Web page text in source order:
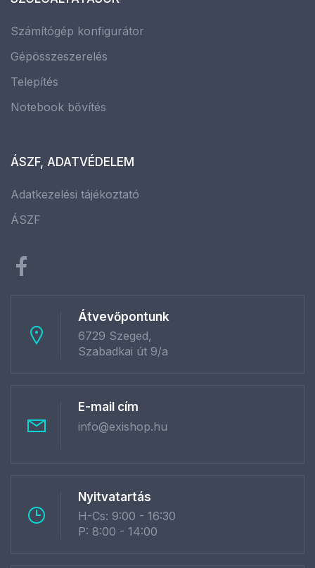
Számítógép konfigurátor
Gépösszeszerelés
Telepítés
Notebook bővítés
ÁSZF, ADATVÉDELEM
Adatkezelési tájékoztató
ÁSZF
Átvevőpontunk
6729 Szeged,
Szabadkai út 9/a
E-mail cím
info@exishop.hu
Nyitvatartás
H-Cs: 9:00 - 16:30
P: 8:00 - 14:00